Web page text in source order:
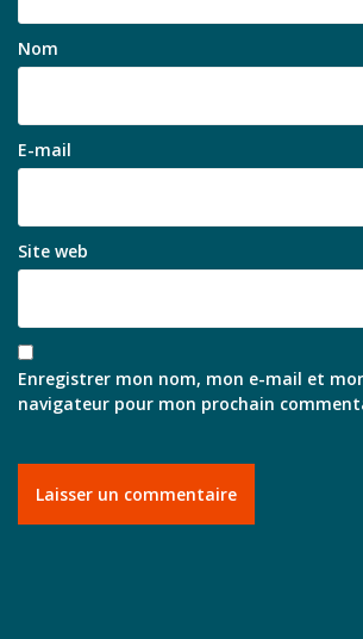
Nom
E-mail
Site web
Enregistrer mon nom, mon e-mail et
navigateur pour mon prochain